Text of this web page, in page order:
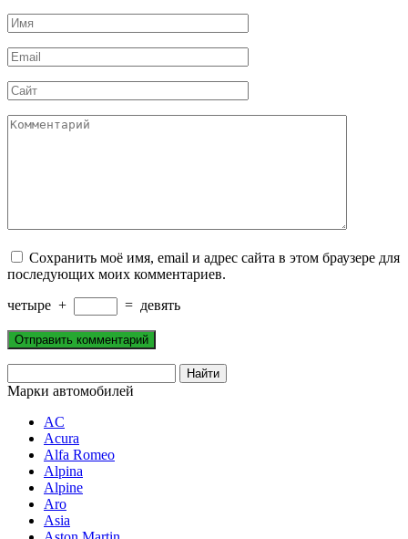
Имя
*
Email
*
Сайт
Комментарий
Сохранить моё имя, email и адрес сайта в этом браузере для
последующих моих комментариев.
четыре + = девять
Марки автомобилей
AC
Acura
Alfa Romeo
Alpina
Alpine
Aro
Asia